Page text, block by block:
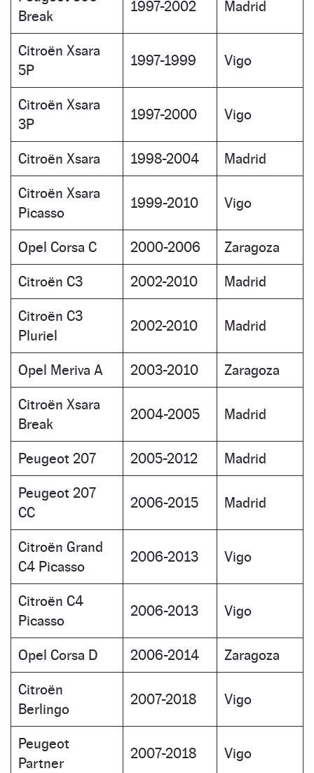
Break
1997-2002 Madrid
Citroën Xsara
5P
1997-1999 Vigo
Citroën Xsara
3P
1997-2000 Vigo
Citroën Xsara 1998-2004 Madrid
Citroën Xsara
Picasso
1999-2010 Vigo
Opel Corsa C 2000-2006 Zaragoza
Citroën C3 2002-2010 Madrid
Citroën C3
Pluriel
2002-2010 Madrid
Opel Meriva A 2003-2010 Zaragoza
Citroën Xsara
Break
2004-2005 Madrid
Peugeot 207 2005-2012 Madrid
Peugeot 207
CC
2006-2015 Madrid
Citroën Grand
C4 Picasso
2006-2013 Vigo
Citroën C4
Picasso
2006-2013 Vigo
Opel Corsa D 2006-2014 Zaragoza
Citroën
Berlingo
2007-2018 Vigo
Peugeot
Partner
2007-2018 Vigo